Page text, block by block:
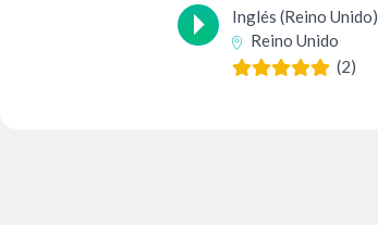
Inglés (Reino Unido)
Reino Unido
(2)